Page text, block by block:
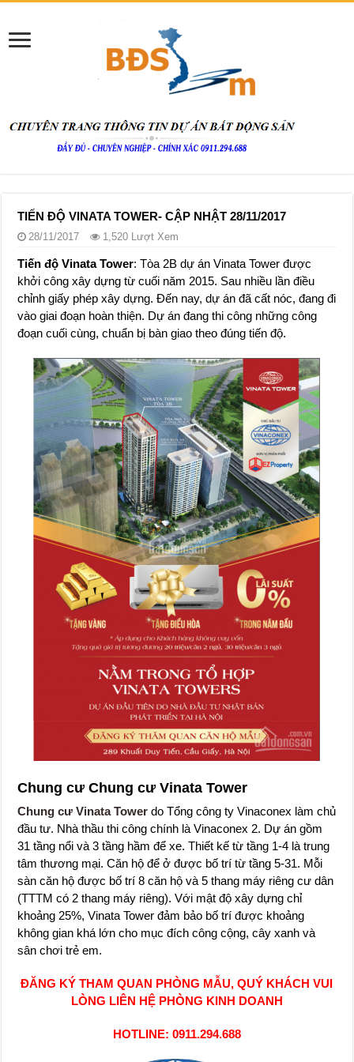
TIẾN ĐỘ VINATA TOWER- CẬP NHẬT 28/11/2017
28/11/2017 1,520 Lượt Xem
Tiến độ Vinata Tower: Tòa 2B dự án Vinata Tower được
khởi công xây dựng từ cuối năm 2015. Sau nhiều lần điều
chỉnh giấy phép xây dựng. Đến nay, dự án đã cất nóc, đang đi
vào giai đoạn hoàn thiện. Dự án đang thi công những công
đoạn cuối cùng, chuẩn bị bàn giao theo đúng tiến độ.
Chung cư Chung cư Vinata Tower
Chung cư Vinata Tower do Tổng công ty Vinaconex làm chủ
đầu tư. Nhà thầu thi công chính là Vinaconex 2. Dự án gồm
31 tầng nổi và 3 tầng hầm để xe. Thiết kế từ tầng 1-4 là trung
tâm thương mại. Căn hộ để ở được bố trí từ tầng 5-31. Mỗi
sàn căn hộ được bố trí 8 căn hộ và 5 thang máy riêng cư dân
(TTTM có 2 thang máy riêng). Với mật độ xây dựng chỉ
khoảng 25%, Vinata Tower đảm bảo bố trí được khoảng
không gian khá lớn cho mục đích công cộng, cây xanh và
sân chơi trẻ em.
ĐĂNG KÝ THAM QUAN PHÒNG MẪU, QUÝ KHÁCH VUI
LÒNG LIÊN HỆ PHÒNG KINH DOANH
HOTLINE: 0911.294.688